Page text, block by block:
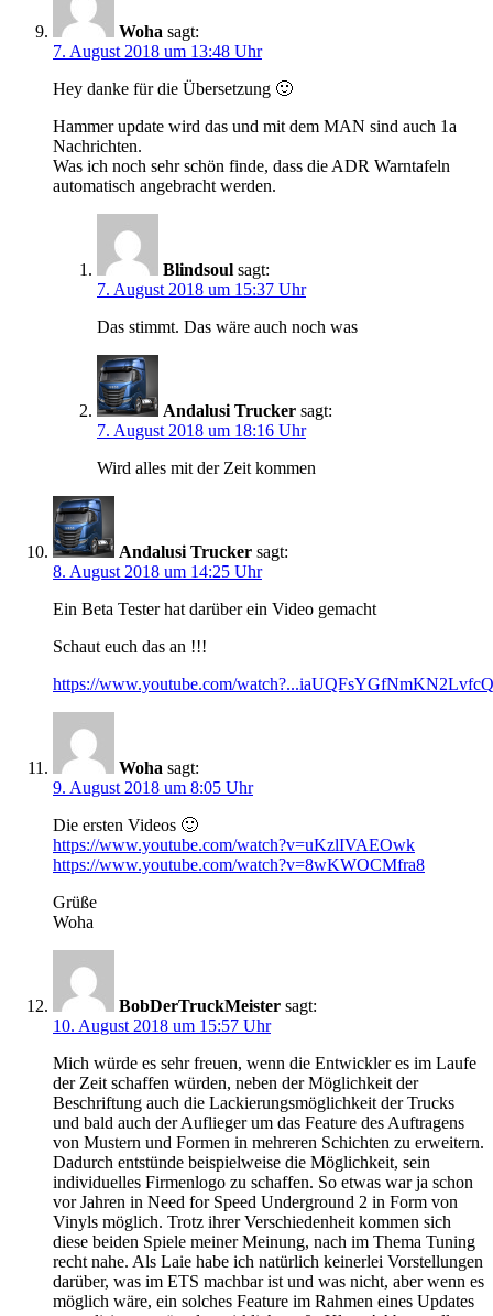
Woha sagt:
7. August 2018 um 13:48 Uhr
Hey danke für die Übersetzung 🙂
Hammer update wird das und mit dem MAN sind auch 1a
Nachrichten.
Was ich noch sehr schön finde, dass die ADR Warntafeln
automatisch angebracht werden.
Blindsoul sagt:
7. August 2018 um 15:37 Uhr
Das stimmt. Das wäre auch noch was
Andalusi Trucker sagt:
7. August 2018 um 18:16 Uhr
Wird alles mit der Zeit kommen
Andalusi Trucker sagt:
8. August 2018 um 14:25 Uhr
Ein Beta Tester hat darüber ein Video gemacht
Schaut euch das an !!!
https://www.youtube.com/
Woha sagt:
9. August 2018 um 8:05 Uhr
Die ersten Videos 🙂
https://www.youtube.com/watch?v=uKzlIVAEOwk
https://www.youtube.com/watch?v=8wKWOCMfra8
Grüße
Woha
BobDerTruckMeister sagt:
10. August 2018 um 15:57 Uhr
Mich würde es sehr freuen, wenn die Entwickler es im Laufe
der Zeit schaffen würden, neben der Möglichkeit der
Beschriftung auch die Lackierungsmöglichkeit der Trucks
und bald auch der Auflieger um das Feature des Auftragens
von Mustern und Formen in mehreren Schichten zu erweitern.
Dadurch entstünde beispielweise die Möglichkeit, sein
individuelles Firmenlogo zu schaffen. So etwas war ja schon
vor Jahren in Need for Speed Underground 2 in Form von
Vinyls möglich. Trotz ihrer Verschiedenheit kommen sich
diese beiden Spiele meiner Meinung, nach im Thema Tuning
recht nahe. Als Laie habe ich natürlich keinerlei Vorstellungen
darüber, was im ETS machbar ist und was nicht, aber wenn es
möglich wäre, ein solches Feature im Rahmen eines Updates